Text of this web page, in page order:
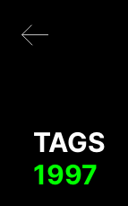
TAGS
1997